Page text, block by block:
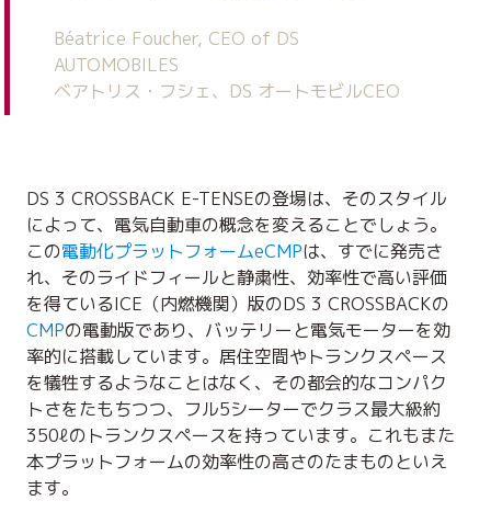
Béatrice Foucher, CEO of DS
AUTOMOBILES
ベアトリス・フシェ、DS オートモビルCEO
DS 3 CROSSBACK E-TENSEの登場は、そのスタイル
によって、電気自動車の概念を変えることでしょう。
この電動化プラットフォームeCMPは、すでに発売さ
れ、そのライドフィールと静粛性、効率性で高い評価
を得ているICE（内燃機関）版のDS 3 CROSSBACKの
CMPの電動版であり、バッテリーと電気モーターを効
率的に搭載しています。居住空間やトランクスペース
を犠牲するようなことはなく、その都会的なコンパク
トさをたもちつつ、フル5シーターでクラス最大級約
350ℓのトランクスペースを持っています。これもまた
本プラットフォームの効率性の高さのたまものといえ
ます。